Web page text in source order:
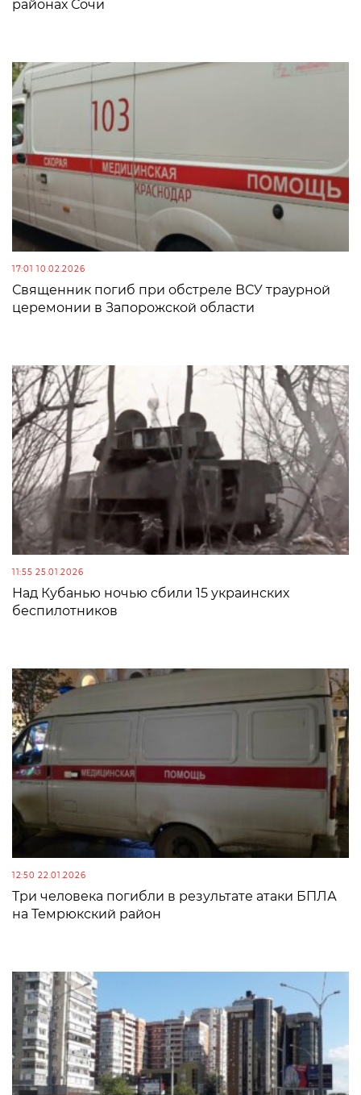
районах Сочи
17:01 10.02.2026
Священник погиб при обстреле ВСУ траурной
церемонии в Запорожской области
11:55 25.01.2026
Над Кубанью ночью сбили 15 украинских
беспилотников
12:50 22.01.2026
Три человека погибли в результате атаки БПЛА
на Темрюкский район